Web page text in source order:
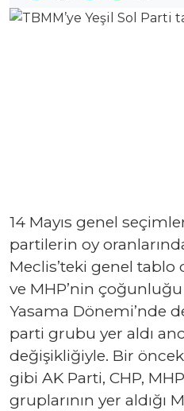
14 Mayıs genel
partilerin oy
Meclis’teki genel tablo
ve MHP’nin çoğunluğu
Yasama Dönemi’nde
parti grubu yer aldı
değişikliğiyle. Bir
gibi AK Parti, CHP,
gruplarının yer aldığı